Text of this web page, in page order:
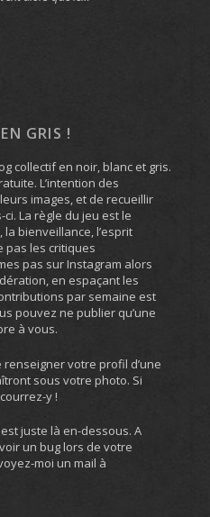
GRIS !
collectif en noir, blanc et gris.
L’intention des
images, et de recueillir
La règle du jeu est le
bienveillance, l’esprit
pas les critiques
pas sur Instagram alors
en espaçant les
par semaine est
pouvez ne publier qu’une
à vous.
renseigner votre profil d’une
sous votre photo. Si
y !
juste là en-dessous. A
un bug lors de votre
moi un mail à